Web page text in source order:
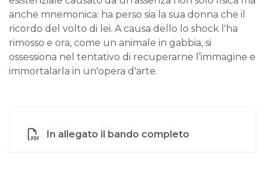
anche mnemonica: ha perso sia la sua donna che il
ricordo del volto di lei. A causa dello lo shock l'ha
rimosso e ora, come un animale in gabbia, si
ossessiona nel tentativo di recuperarne l’immagine e
immortalarla in un'opera d'arte.
In allegato il bando completo